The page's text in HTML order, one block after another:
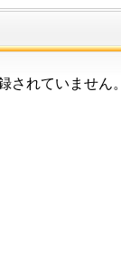
されていません。